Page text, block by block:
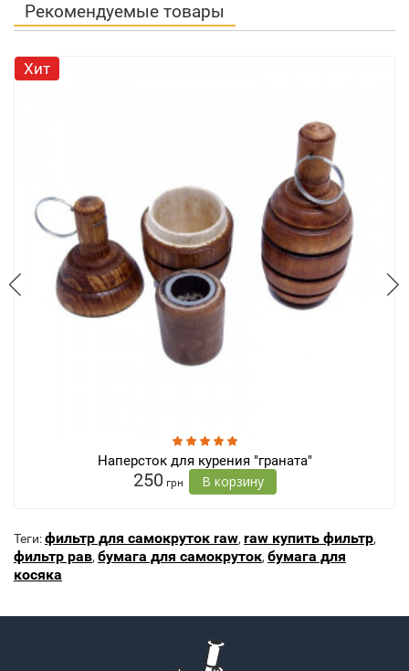
Рекомендуемые товары
Хит
Наперсток для курения "граната"
250 грн В корзину
Теги:фильтр для самокруток raw, raw купить фильтр,
фильтр рав, бумага для самокруток, бумага для
косяка